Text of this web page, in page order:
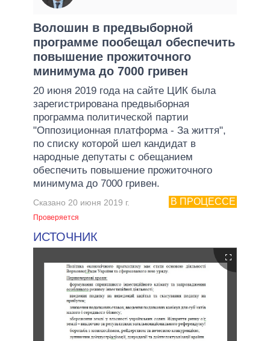
ОБЗОРЫ
ДАЙДЖЕСТЫ
ПРЕЗИДЕНТ И ОФИС
ВЕРХОВНАЯ РАДА
КАБИНЕТ МИНИСТРОВ
ГЛАВЫ ОБЛАДМИНИСТРАЦИЙ
МЭРЫ
ВСЕ ПЕРСОНЫ
ПОДДЕРЖАТЬ
СРАВНЕНИЕ ПОЛИТИКОВ
Волошин в предвыборной
программе пообещал обеспечить
повышение прожиточного
минимума до 7000 гривен
20 июня 2019 года на сайте ЦИК была
зарегистрирована предвыборная
программа политической партии
"Оппозиционная платформа - За життя",
по списку которой шел кандидат в
народные депутаты с обещанием
обеспечить повышение прожиточного
минимума до 7000 гривен.
В ПРОЦЕССЕ
Сказано 20 июня 2019 г.
Проверяется
ИСТОЧНИК